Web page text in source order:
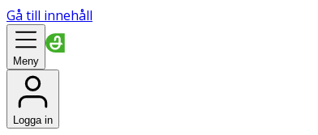
Gå till innehåll
Meny
Logga in